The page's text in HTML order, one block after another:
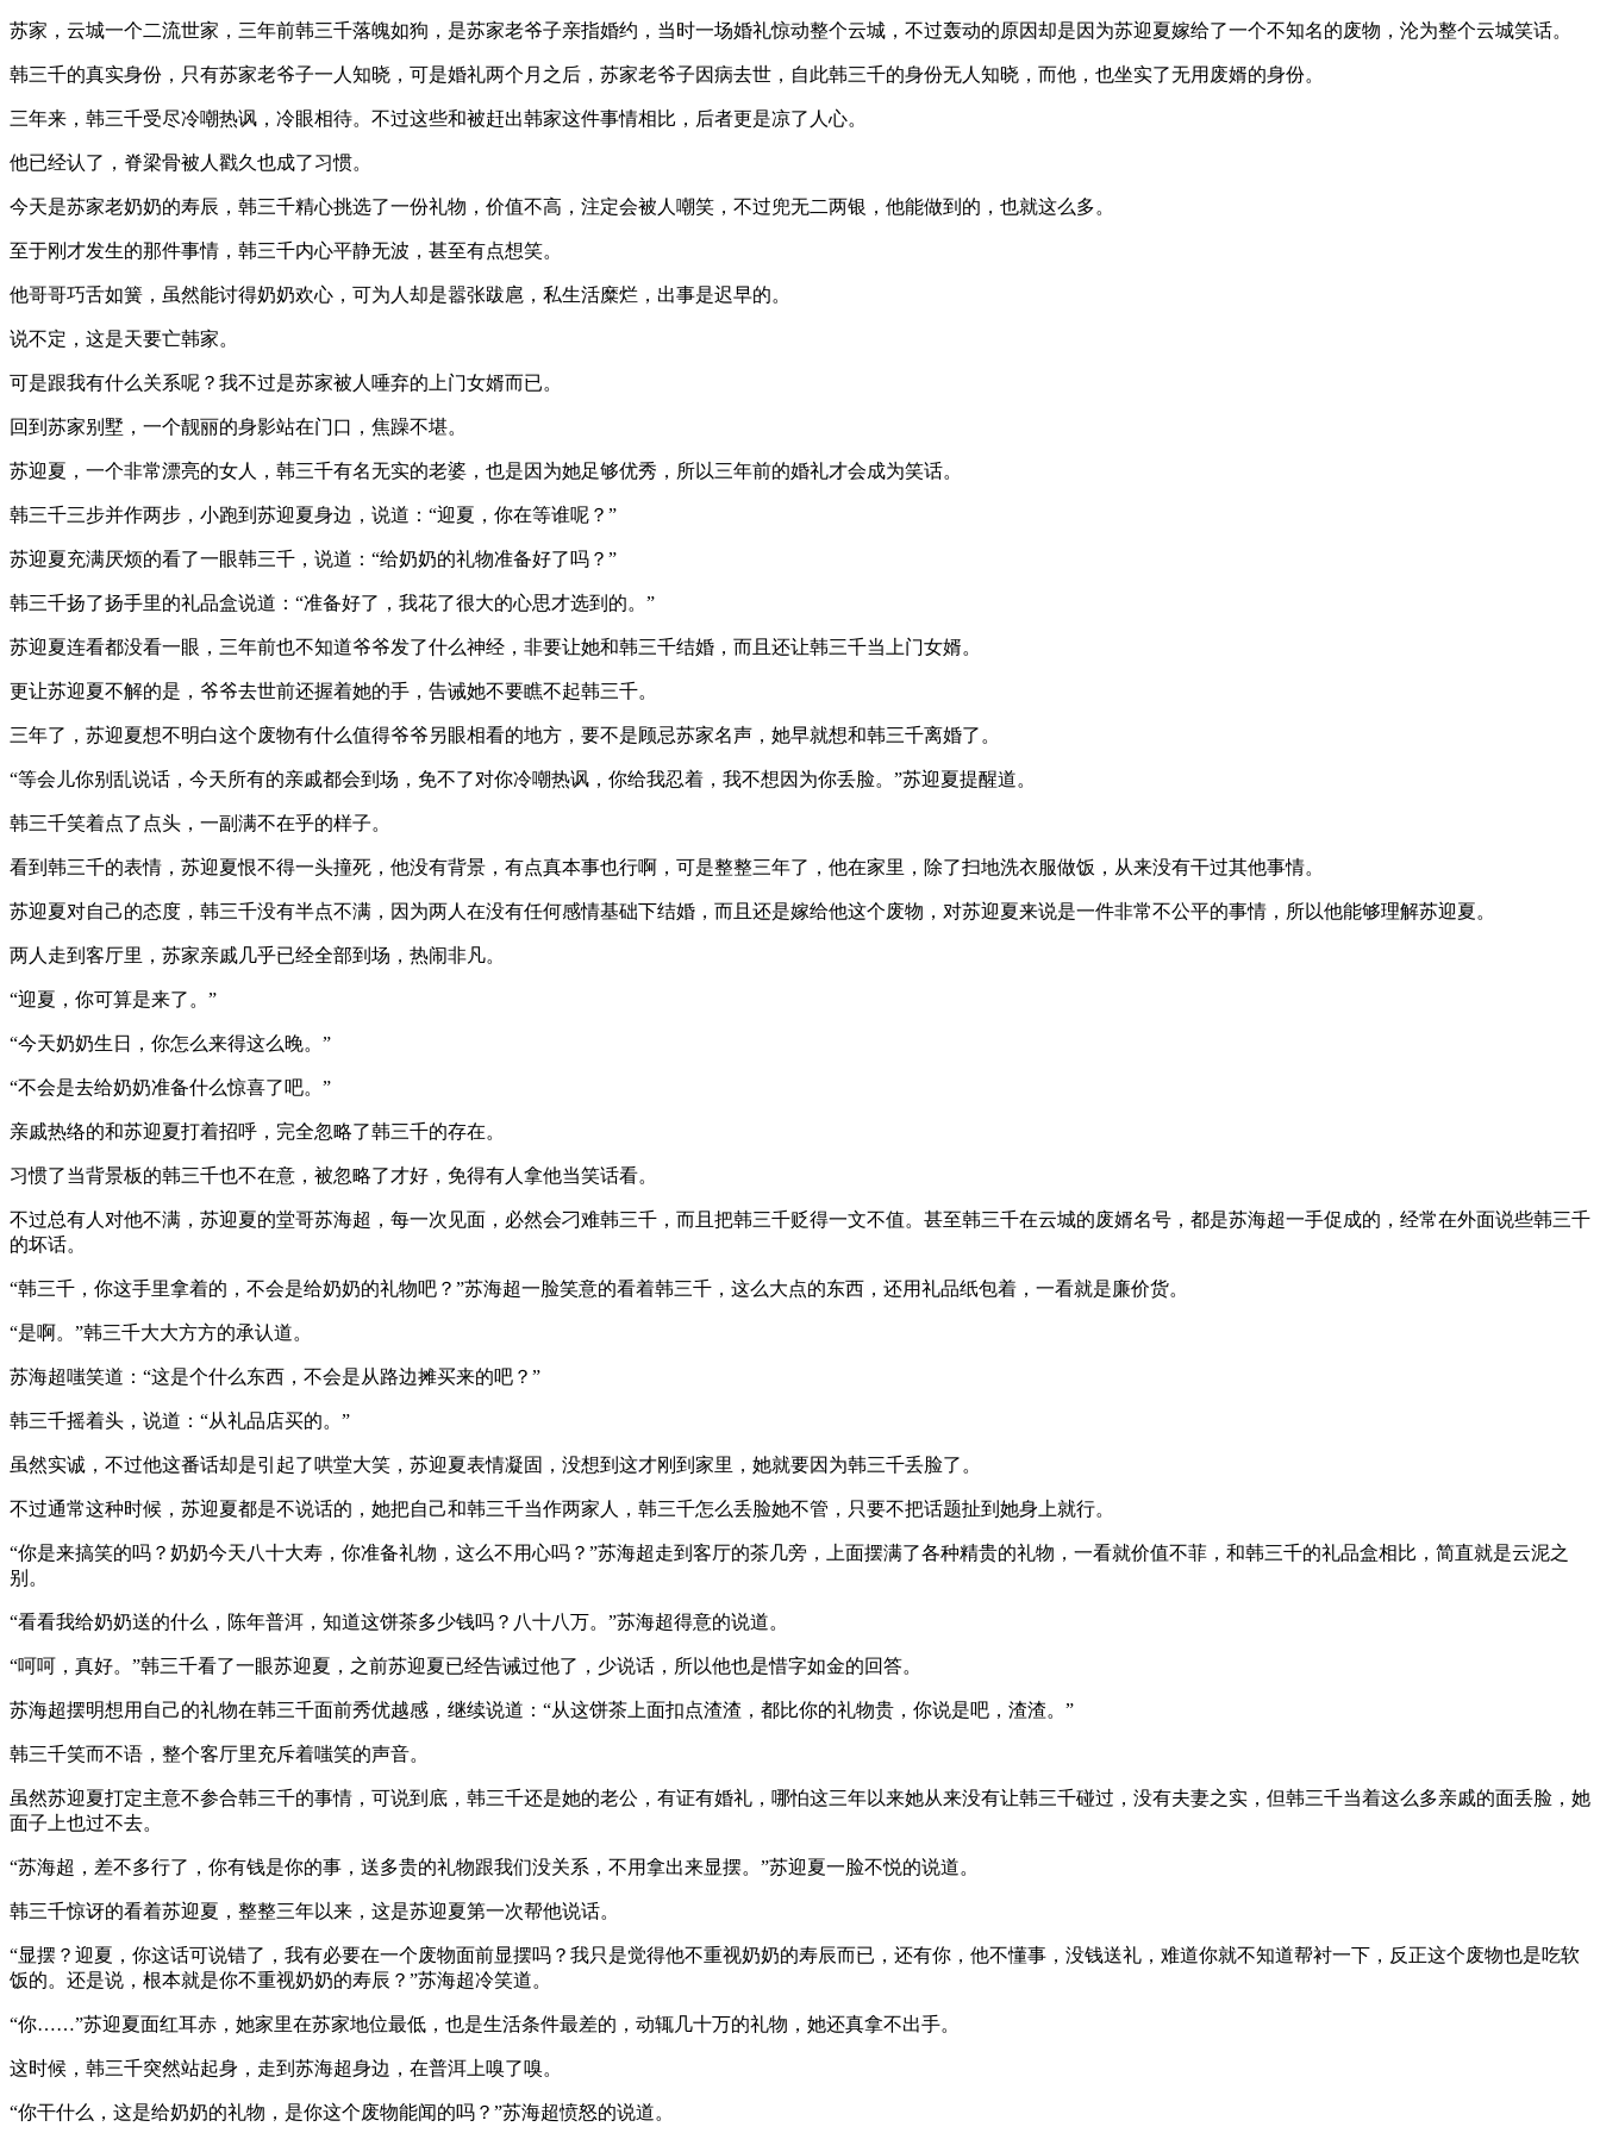
苏家，云城一个二流世家，三年前韩三千落魄如狗，是苏家老爷子亲指婚约，当时一场婚礼惊动整个云城，不过轰动的原因却是因为苏迎夏嫁给了一个不知名的废物，沦为整个云城笑话。
韩三千的真实身份，只有苏家老爷子一人知晓，可是婚礼两个月之后，苏家老爷子因病去世，自此韩三千的身份无人知晓，而他，也坐实了无用废婿的身份。
三年来，韩三千受尽冷嘲热讽，冷眼相待。不过这些和被赶出韩家这件事情相比，后者更是凉了人心。
他已经认了，脊梁骨被人戳久也成了习惯。
今天是苏家老奶奶的寿辰，韩三千精心挑选了一份礼物，价值不高，注定会被人嘲笑，不过兜无二两银，他能做到的，也就这么多。
至于刚才发生的那件事情，韩三千内心平静无波，甚至有点想笑。
他哥哥巧舌如簧，虽然能讨得奶奶欢心，可为人却是嚣张跋扈，私生活糜烂，出事是迟早的。
说不定，这是天要亡韩家。
可是跟我有什么关系呢？我不过是苏家被人唾弃的上门女婿而已。
回到苏家别墅，一个靓丽的身影站在门口，焦躁不堪。
苏迎夏，一个非常漂亮的女人，韩三千有名无实的老婆，也是因为她足够优秀，所以三年前的婚礼才会成为笑话。
韩三千三步并作两步，小跑到苏迎夏身边，说道：“迎夏，你在等谁呢？”
苏迎夏充满厌烦的看了一眼韩三千，说道：“给奶奶的礼物准备好了吗？”
韩三千扬了扬手里的礼品盒说道：“准备好了，我花了很大的心思才选到的。”
苏迎夏连看都没看一眼，三年前也不知道爷爷发了什么神经，非要让她和韩三千结婚，而且还让韩三千当上门女婿。
更让苏迎夏不解的是，爷爷去世前还握着她的手，告诫她不要瞧不起韩三千。
三年了，苏迎夏想不明白这个废物有什么值得爷爷另眼相看的地方，要不是顾忌苏家名声，她早就想和韩三千离婚了。
“等会儿你别乱说话，今天所有的亲戚都会到场，免不了对你冷嘲热讽，你给我忍着，我不想因为你丢脸。”苏迎夏提醒道。
韩三千笑着点了点头，一副满不在乎的样子。
看到韩三千的表情，苏迎夏恨不得一头撞死，他没有背景，有点真本事也行啊，可是整整三年了，他在家里，除了扫地洗衣服做饭，从来没有干过其他事情。
苏迎夏对自己的态度，韩三千没有半点不满，因为两人在没有任何感情基础下结婚，而且还是嫁给他这个废物，对苏迎夏来说是一件非常不公平的事情，所以他能够理解苏迎夏。
两人走到客厅里，苏家亲戚几乎已经全部到场，热闹非凡。
“迎夏，你可算是来了。”
“今天奶奶生日，你怎么来得这么晚。”
“不会是去给奶奶准备什么惊喜了吧。”
亲戚热络的和苏迎夏打着招呼，完全忽略了韩三千的存在。
习惯了当背景板的韩三千也不在意，被忽略了才好，免得有人拿他当笑话看。
不过总有人对他不满，苏迎夏的堂哥苏海超，每一次见面，必然会刁难韩三千，而且把韩三千贬得一文不值。甚至韩三千在云城的废婿名号，都是苏海超一手促成的，经常在外面说些韩三千
的坏话。
“韩三千，你这手里拿着的，不会是给奶奶的礼物吧？”苏海超一脸笑意的看着韩三千，这么大点的东西，还用礼品纸包着，一看就是廉价货。
“是啊。”韩三千大大方方的承认道。
苏海超嗤笑道：“这是个什么东西，不会是从路边摊买来的吧？”
韩三千摇着头，说道：“从礼品店买的。”
虽然实诚，不过他这番话却是引起了哄堂大笑，苏迎夏表情凝固，没想到这才刚到家里，她就要因为韩三千丢脸了。
不过通常这种时候，苏迎夏都是不说话的，她把自己和韩三千当作两家人，韩三千怎么丢脸她不管，只要不把话题扯到她身上就行。
“你是来搞笑的吗？奶奶今天八十大寿，你准备礼物，这么不用心吗？”苏海超走到客厅的茶几旁，上面摆满了各种精贵的礼物，一看就价值不菲，和韩三千的礼品盒相比，简直就是云泥之
别。
“看看我给奶奶送的什么，陈年普洱，知道这饼茶多少钱吗？八十八万。”苏海超得意的说道。
“呵呵，真好。”韩三千看了一眼苏迎夏，之前苏迎夏已经告诫过他了，少说话，所以他也是惜字如金的回答。
苏海超摆明想用自己的礼物在韩三千面前秀优越感，继续说道：“从这饼茶上面扣点渣渣，都比你的礼物贵，你说是吧，渣渣。”
韩三千笑而不语，整个客厅里充斥着嗤笑的声音。
虽然苏迎夏打定主意不参合韩三千的事情，可说到底，韩三千还是她的老公，有证有婚礼，哪怕这三年以来她从来没有让韩三千碰过，没有夫妻之实，但韩三千当着这么多亲戚的面丢脸，她
面子上也过不去。
“苏海超，差不多行了，你有钱是你的事，送多贵的礼物跟我们没关系，不用拿出来显摆。”苏迎夏一脸不悦的说道。
韩三千惊讶的看着苏迎夏，整整三年以来，这是苏迎夏第一次帮他说话。
“显摆？迎夏，你这话可说错了，我有必要在一个废物面前显摆吗？我只是觉得他不重视奶奶的寿辰而已，还有你，他不懂事，没钱送礼，难道你就不知道帮衬一下，反正这个废物也是吃软
饭的。还是说，根本就是你不重视奶奶的寿辰？”苏海超冷笑道。
“你……”苏迎夏面红耳赤，她家里在苏家地位最低，也是生活条件最差的，动辄几十万的礼物，她还真拿不出手。
这时候，韩三千突然站起身，走到苏海超身边，在普洱上嗅了嗅。
“你干什么，这是给奶奶的礼物，是你这个废物能闻的吗？”苏海超愤怒的说道。